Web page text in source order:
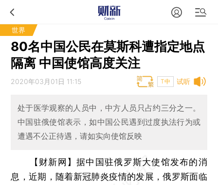
世界
80名中国公民在莫斯科遭指定地点
隔离 中国使馆高度关注
试听
2020年03月01日 11:15 T中
处于医学观察的人员中，中方人员只占约三分之一。
中国驻俄使馆表示，如中国公民遇到过度执法行为或
遭遇不公正待遇，请如实向使馆反映
【财新网】据中国驻俄罗斯大使馆发布的消
息，近期，随着新冠肺炎疫情的发展，俄罗斯面临